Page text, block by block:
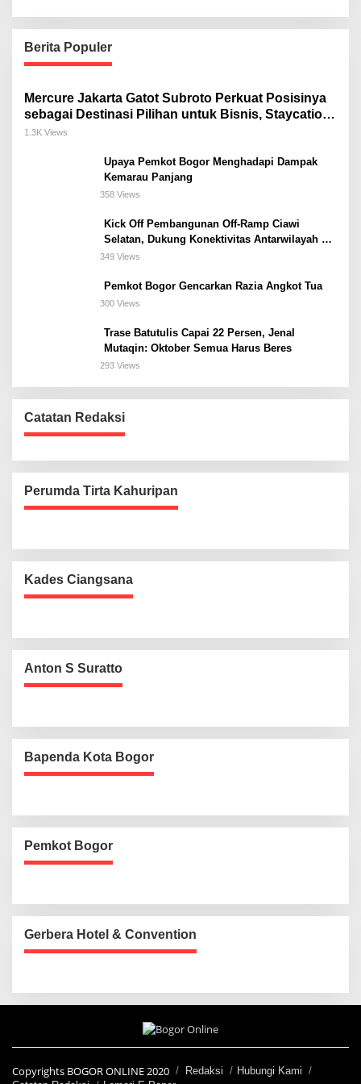
Berita Populer
Mercure Jakarta Gatot Subroto Perkuat Posisinya
sebagai Destinasi Pilihan untuk Bisnis, Staycation,
Meeting, dan Kuliner di Jakarta Selatan
1.3K Views
Upaya Pemkot Bogor Menghadapi Dampak
Kemarau Panjang
358 Views
Kick Off Pembangunan Off-Ramp Ciawi
Selatan, Dukung Konektivitas Antarwilayah di
Bogor Selatan
349 Views
Pemkot Bogor Gencarkan Razia Angkot Tua
300 Views
Trase Batutulis Capai 22 Persen, Jenal
Mutaqin: Oktober Semua Harus Beres
293 Views
Catatan Redaksi
Perumda Tirta Kahuripan
Kades Ciangsana
Anton S Suratto
Bapenda Kota Bogor
Pemkot Bogor
Gerbera Hotel & Convention
Copyrights BOGOR ONLINE 2020 Redaksi
Hubungi Kami